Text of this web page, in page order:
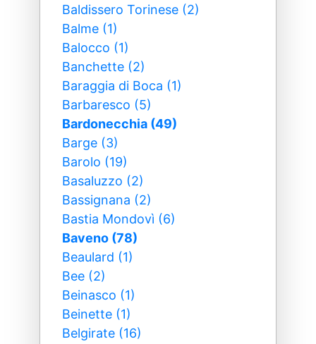
Baldissero Torinese (2)
Balme (1)
Balocco (1)
Banchette (2)
Baraggia di Boca (1)
Barbaresco (5)
Bardonecchia (49)
Barge (3)
Barolo (19)
Basaluzzo (2)
Bassignana (2)
Bastia Mondovì (6)
Baveno (78)
Beaulard (1)
Bee (2)
Beinasco (1)
Beinette (1)
Belgirate (16)